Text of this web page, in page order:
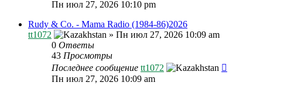
Пн июл 27, 2026 10:10 pm
Rudy & Co. - Mama Radio (1984-86)2026
tt1072
» Пн июл 27, 2026 10:09 am
0 Ответы
43 Просмотры
Последнее сообщение tt1072
Пн июл 27, 2026 10:09 am